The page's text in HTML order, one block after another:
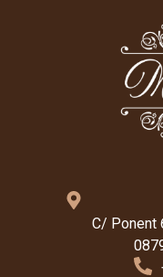
C/ Ponent